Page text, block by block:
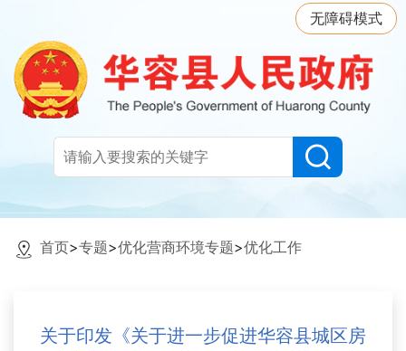
无障碍模式
首页>专题>优化营商环境专题>优化工作
关于印发《关于进一步促进华容县城区房